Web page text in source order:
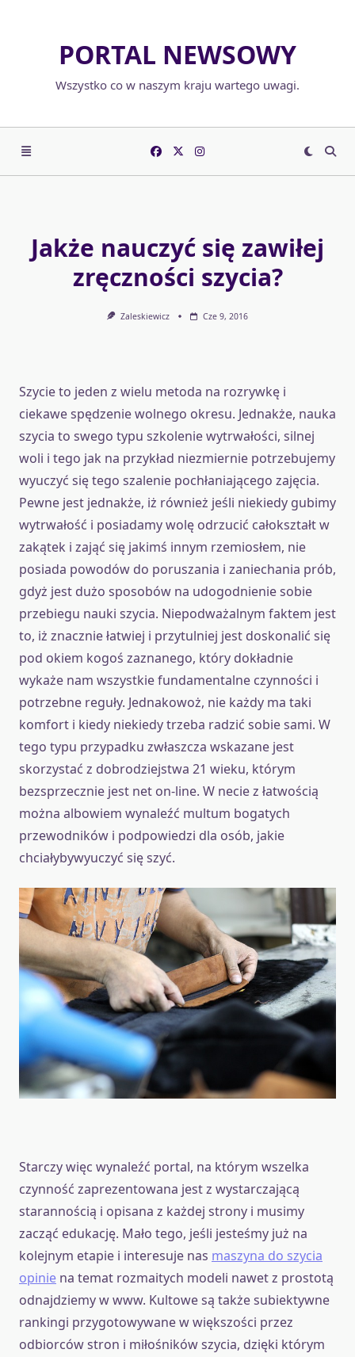
PORTAL NEWSOWY
Wszystko co w naszym kraju wartego uwagi.
Jakże nauczyć się zawiłej
zręczności szycia?
Zaleskiewicz Cze 9, 2016
Szycie to jeden z wielu metoda na rozrywkę i
ciekawe spędzenie wolnego okresu. Jednakże, nauka
szycia to swego typu szkolenie wytrwałości, silnej
woli i tego jak na przykład niezmiernie potrzebujemy
wyuczyć się tego szalenie pochłaniającego zajęcia.
Pewne jest jednakże, iż również jeśli niekiedy gubimy
wytrwałość i posiadamy wolę odrzucić całokształt w
zakątek i zająć się jakimś innym rzemiosłem, nie
posiada powodów do poruszania i zaniechania prób,
gdyż jest dużo sposobów na udogodnienie sobie
przebiegu nauki szycia. Niepodważalnym faktem jest
to, iż znacznie łatwiej i przytulniej jest doskonalić się
pod okiem kogoś zaznanego, który dokładnie
wykaże nam wszystkie fundamentalne czynności i
potrzebne reguły. Jednakowoż, nie każdy ma taki
komfort i kiedy niekiedy trzeba radzić sobie sami. W
tego typu przypadku zwłaszcza wskazane jest
skorzystać z dobrodziejstwa 21 wieku, którym
bezsprzecznie jest net on-line. W necie z łatwością
można albowiem wynaleźć multum bogatych
przewodników i podpowiedzi dla osób, jakie
chciałybywyuczyć się szyć.
Starczy więc wynaleźć portal, na którym wszelka
czynność zaprezentowana jest z wystarczającą
starannością i opisana z każdej strony i musimy
zacząć edukację. Mało tego, jeśli jesteśmy już na
kolejnym etapie i interesuje nas maszyna do szycia
opinie na temat rozmaitych modeli nawet z prostotą
odnajdziemy w www. Kultowe są także subiektywne
rankingi przygotowywane w większości przez
odbiorców stron i miłośników szycia, dzięki którym